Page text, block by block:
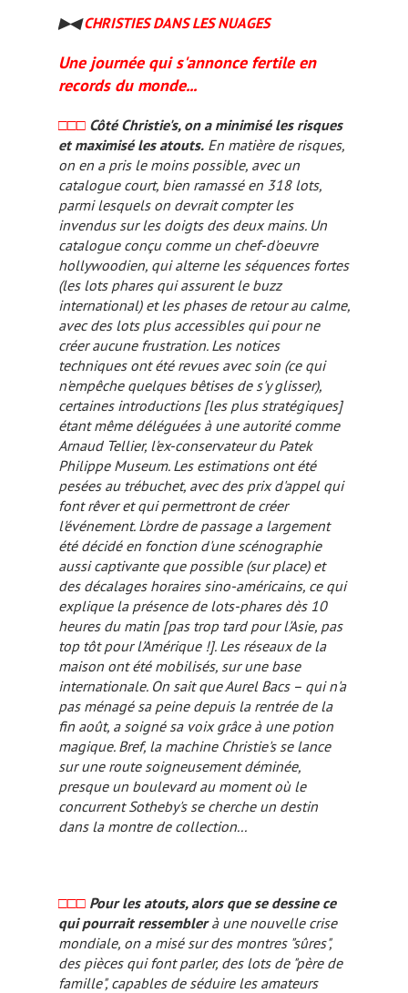
▶◀CHRISTIES DANS LES NUAGES
Une journée qui s'annonce fertile en
records du monde...
□□□ Côté Christie's, on a minimisé les risques
et maximisé les atouts. En matière de risques,
on en a pris le moins possible, avec un
catalogue court, bien ramassé en 318 lots,
parmi lesquels on devrait compter les
invendus sur les doigts des deux mains. Un
catalogue conçu comme un chef-d'oeuvre
hollywoodien, qui alterne les séquences fortes
(les lots phares qui assurent le buzz
international) et les phases de retour au calme,
avec des lots plus accessibles qui pour ne
créer aucune frustration. Les notices
techniques ont été revues avec soin (ce qui
n'empêche quelques bêtises de s'y glisser),
certaines introductions [les plus stratégiques]
étant même déléguées à une autorité comme
Arnaud Tellier, l'ex-conservateur du Patek
Philippe Museum. Les estimations ont été
pesées au trébuchet, avec des prix d'appel qui
font rêver et qui permettront de créer
l'événement. L'ordre de passage a largement
été décidé en fonction d'une scénographie
aussi captivante que possible (sur place) et
des décalages horaires sino-américains, ce qui
explique la présence de lots-phares dès 10
heures du matin [pas trop tard pour l'Asie, pas
top tôt pour l'Amérique !]. Les réseaux de la
maison ont été mobilisés, sur une base
internationale. On sait que Aurel Bacs – qui n'a
pas ménagé sa peine depuis la rentrée de la
fin août, a soigné sa voix grâce à une potion
magique. Bref, la machine Christie's se lance
sur une route soigneusement déminée,
presque un boulevard au moment où le
concurrent Sotheby's se cherche un destin
dans la montre de collection...
□□□ Pour les atouts, alors que se dessine ce
qui pourrait ressemblerà une nouvelle crise
mondiale, on a misé sur des montres "sûres",
des pièces qui font parler, des lots de "père de
famille", capables de séduire les amateurs